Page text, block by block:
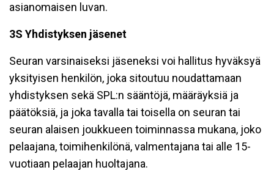
asianomaisen luvan.
3S Yhdistyksen jäsenet
Seuran varsinaiseksi jäseneksi voi hallitus hyväksyä
yksityisen henkilön, joka sitoutuu noudattamaan
yhdistyksen sekä SPL:n sääntöjä, määräyksiä ja
päätöksiä, ja joka tavalla tai toisella on seuran tai
seuran alaisen joukkueen toiminnassa mukana, joko
pelaajana, toimihenkilönä, valmentajana tai alle 15-
vuotiaan pelaajan huoltajana.